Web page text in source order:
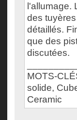
l'allumage.
des
détaillés.
que des
discutées.
MOTS-
solide,
Ceramic